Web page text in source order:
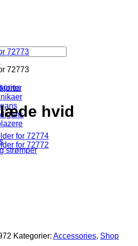
strømper
hvid
Kategorier: Accessories, Shop